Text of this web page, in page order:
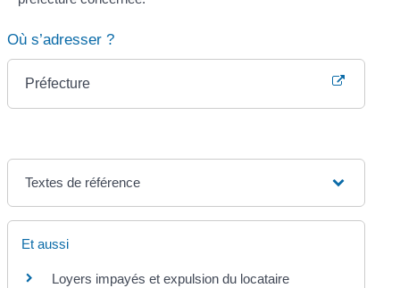
Où s’adresser ?
Préfecture
Textes de référence
Et aussi
Loyers impayés et expulsion du locataire